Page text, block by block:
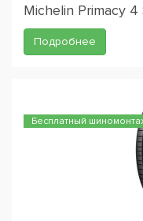
Michelin Primacy
Подробнее
Бесплатный